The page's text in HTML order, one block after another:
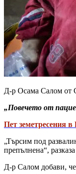
Д-р Осама Салом от
„Повечето от
Пет земетресения
„Търсим под
препълнена“,
Д-р Салом добави,